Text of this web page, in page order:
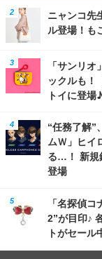
ニャンコ先
ル登場！も
「サンリ
ックルも！
トイに登場♪
“任務了解”
ムＷ」ヒイ
る…！ 新規
登場
「名探偵
2”が目印♪
トがセール